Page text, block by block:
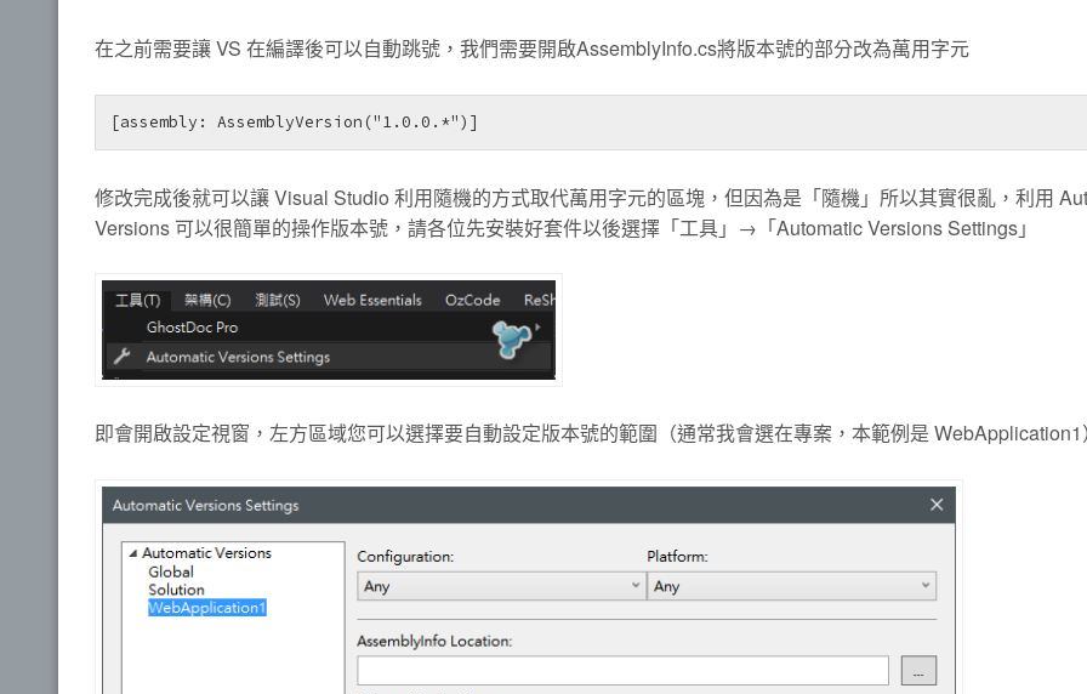
在之前需要讓 VS 在編譯後可以自動跳號，我們需要開啟AssemblyInfo.cs將版本號的部分改為萬用字元
[assembly: AssemblyVersion("1.0.0.*")]
修改完成後就可以讓 Visual Studio 利用隨機的方式取代萬用字元的區塊，但因為是「隨機」所以其實很亂，利用
Versions 可以很簡單的操作版本號，請各位先安裝好套件以後選擇「工具」→「Automatic Versions Settings」
即會開啟設定視窗，左方區域您可以選擇要自動設定版本號的範圍（通常我會選在專案，本範例是 WebApplication1